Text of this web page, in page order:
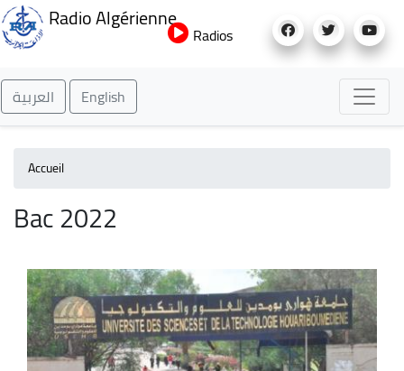
au
Radio Algérienne
Radios
العربية English
Accueil
Bac 2022